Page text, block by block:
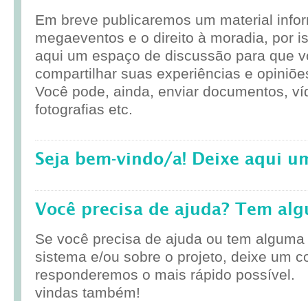
Em breve publicaremos um material
megaeventos e o direito à moradia, por
aqui um espaço de discussão para que
compartilhar suas experiências e
Você pode, ainda, enviar documentos,
fotografias etc.
Seja bem-vindo/a! Deixe aqui
Você precisa de ajuda? Tem
Se você precisa de ajuda ou tem
sistema e/ou sobre o projeto, deixe um
responderemos o mais rápido possível.
vindas também!